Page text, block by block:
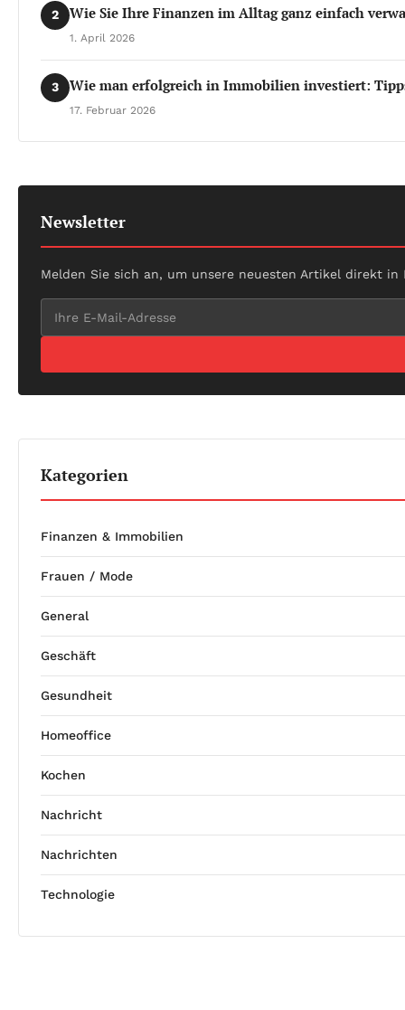
2 Wie Sie Ihre Finanzen im Alltag ganz einfach
1. April 2026
3 Wie man erfolgreich in Immobilien investiert:
17. Februar 2026
Newsletter
Melden Sie sich an, um unsere neuesten Artikel direkt
Kategorien
Finanzen & Immobilien
Frauen / Mode
General
Geschäft
Gesundheit
Homeoffice
Kochen
Nachricht
Nachrichten
Technologie